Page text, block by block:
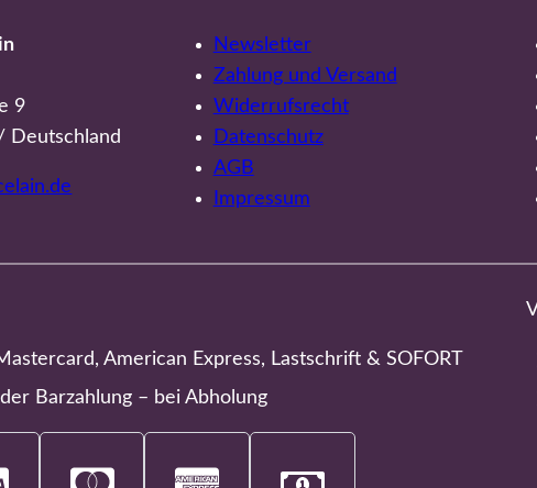
9
Deutschland
Newsletter
Zahlung und Versand
Widerrufsrecht
Datenschutz
AGB
Impressum
American Express, Lastschrift & SOFORT
Barzahlung – bei Abholung